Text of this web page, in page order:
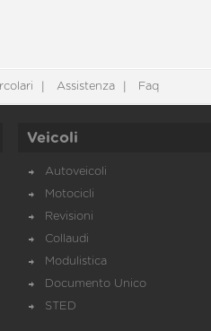
Assistenza Faq
Veicoli
Autoveicoli
Motocicli
Revisioni
Collaudi
Modulistica
Documento Unico
STED